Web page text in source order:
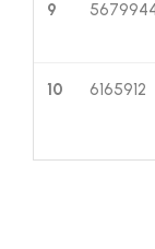
9
10 6165912